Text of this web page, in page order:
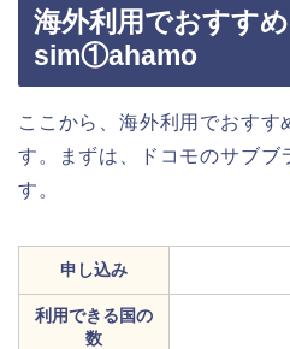
海外利用でおすす
sim①ahamo
ここから、海外利用でおすす
す。まずは、ドコモのサブブ
す。
申し込み
利用できる国の
数